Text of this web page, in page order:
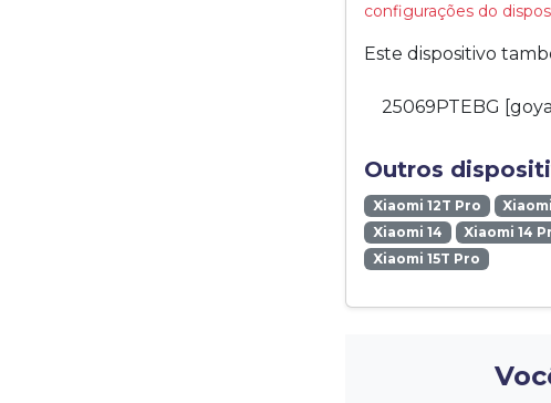
configurações do
Este dispositivo
25069PTEBG
Outros
Xiaomi 12T Pro
Xiaomi 14
Xiaomi 14
Xiaomi 15T Pro